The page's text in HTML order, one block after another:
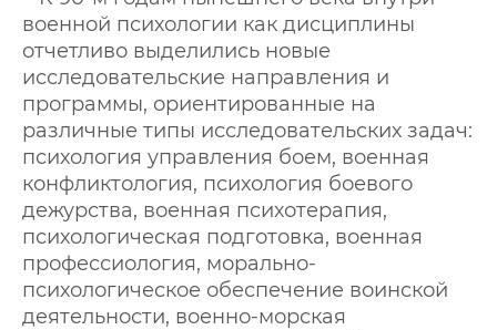
военной психологии как дисциплины
отчетливо выделились новые
исследовательские направления и
программы, ориентированные на
различные типы исследовательских задач:
психология управления боем, военная
конфликтология, психология боевого
дежурства, военная психотерапия,
психологическая подготовка, военная
профессиология, морально-
психологическое обеспечение воинской
деятельности, военно-морская